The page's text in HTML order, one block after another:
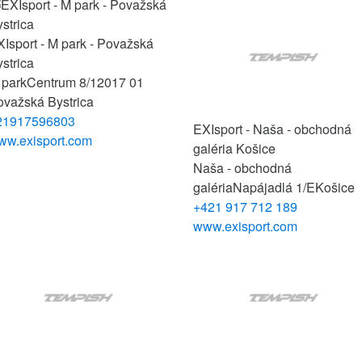
- M park - Považská
Centrum 8/12017 01
Bystrica
EXIsport - Naša - obchodná
galéria Košice
Naša - obchodná
galériaNapájadlá 1/EKošice
+421 917 712 189
www.exisport.com